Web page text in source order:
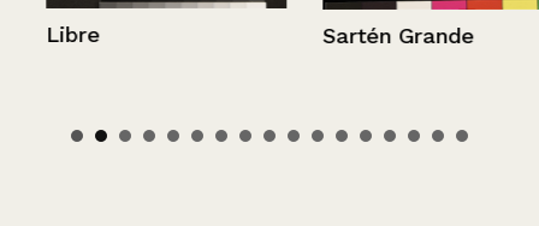
Libre Sartén Grande